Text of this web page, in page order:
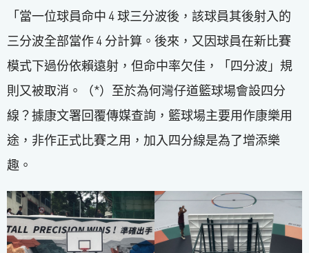
「當一位球員命中 4 球三分波後，該球員其後射入的
三分波全部當作 4 分計算。後來，又因球員在新比賽
模式下過份依賴遠射，但命中率欠佳，「四分波」規
則又被取消。（*）至於為何灣仔道籃球場會設四分
線？據康文署回覆傳媒查詢，籃球場主要用作康樂用
途，非作正式比賽之用，加入四分線是為了增添樂
趣。